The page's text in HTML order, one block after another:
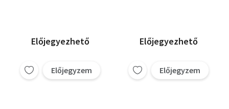
Előjegyezhető
Előjegyzem
Előjegyezhető
Előjegyzem